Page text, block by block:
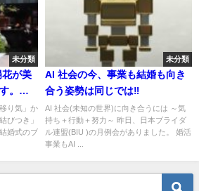
未分類
花が美
。二
り気」か
びつき」
婚式のブ
未分類
AI 社会の今、事業も結婚も向き
合う姿勢は同じでは‼
AI 社会(未知の世界)に向き合うには ～気
持ち＋行動＋努力～ 昨日、日本ブライダ
ル連盟(BIU )の月例会がありました。 婚活
事業もAI ...